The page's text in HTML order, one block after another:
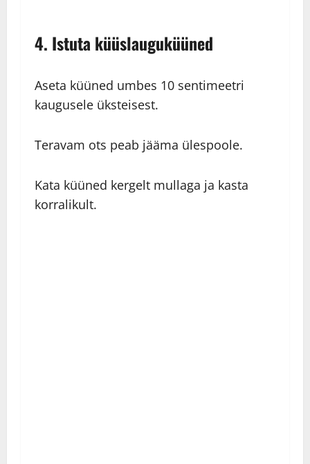
4. Istuta küüslauguküüned
Aseta küüned umbes 10 sentimeetri
kaugusele üksteisest.
Teravam ots peab jääma ülespoole.
Kata küüned kergelt mullaga ja kasta
korralikult.